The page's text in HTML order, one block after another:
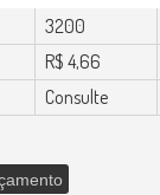
3200
R$ 4,66
Consulte